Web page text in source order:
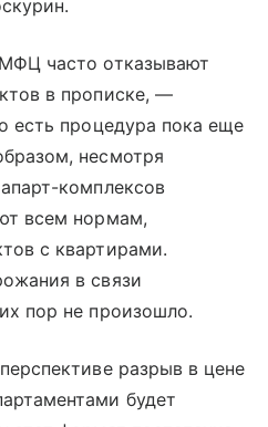
часто отказывают
в прописке, —
есть процедура пока еще
несмотря
комплексов
всем нормам,
с квартирами.
в связи
пор не произошло.
разрыв в цене
будет